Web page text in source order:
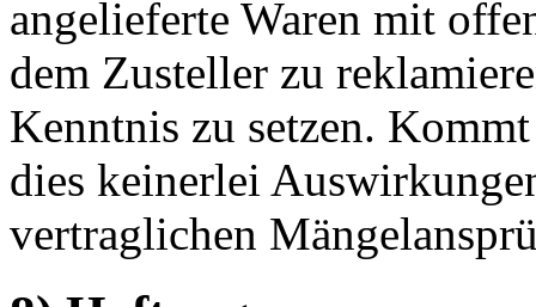
angelieferte Waren mit
dem Zusteller zu
Kenntnis zu setzen.
dies keinerlei
vertraglichen